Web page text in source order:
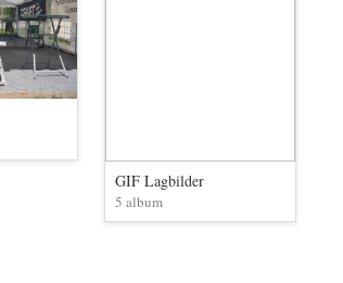
GIF Lagbilder
5 album